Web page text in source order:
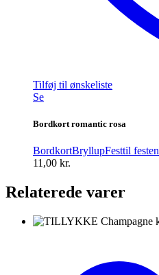
Tilføj til ønskeliste
Se
Bordkort romantic rosa
BordkortBryllupFesttil festen
11,00 kr.
Relaterede varer